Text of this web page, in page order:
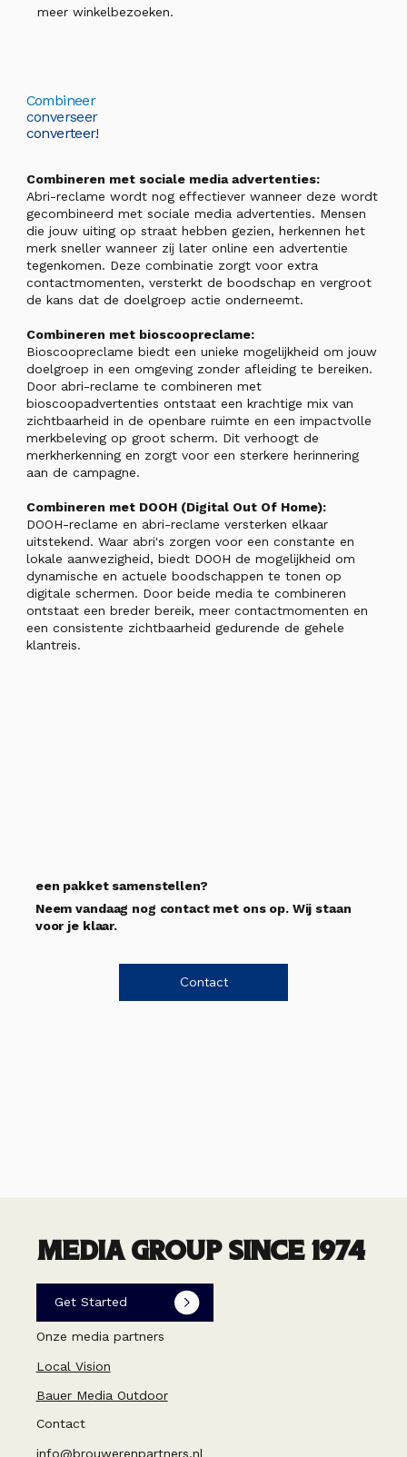
meer winkelbezoeken.
Combineer
converseer
converteer!
Combineren met sociale media advertenties:
Abri-reclame wordt nog effectiever wanneer deze wordt
gecombineerd met sociale media advertenties. Mensen
die jouw uiting op straat hebben gezien, herkennen het
merk sneller wanneer zij later online een advertentie
tegenkomen. Deze combinatie zorgt voor extra
contactmomenten, versterkt de boodschap en vergroot
de kans dat de doelgroep actie onderneemt.
Combineren met bioscoopreclame:
Bioscoopreclame biedt een unieke mogelijkheid om jouw
doelgroep in een omgeving zonder afleiding te bereiken.
Door abri-reclame te combineren met
bioscoopadvertenties ontstaat een krachtige mix van
zichtbaarheid in de openbare ruimte en een impactvolle
merkbeleving op groot scherm. Dit verhoogt de
merkherkenning en zorgt voor een sterkere herinnering
aan de campagne.
Combineren met DOOH (Digital Out Of Home):
DOOH-reclame en abri-reclame versterken elkaar
uitstekend. Waar abri's zorgen voor een constante en
lokale aanwezigheid, biedt DOOH de mogelijkheid om
dynamische en actuele boodschappen te tonen op
digitale schermen. Door beide media te combineren
ontstaat een breder bereik, meer contactmomenten en
een consistente zichtbaarheid gedurende de gehele
klantreis.
een pakket samenstellen?
Neem vandaag nog contact met ons op. Wij staan
voor je klaar.
Contact
MEDIA GROUP SINCE 1974
Get Started
Onze media partners
Local Vision
Bauer Media Outdoor
Contact
info@brouwerenpartners.nl